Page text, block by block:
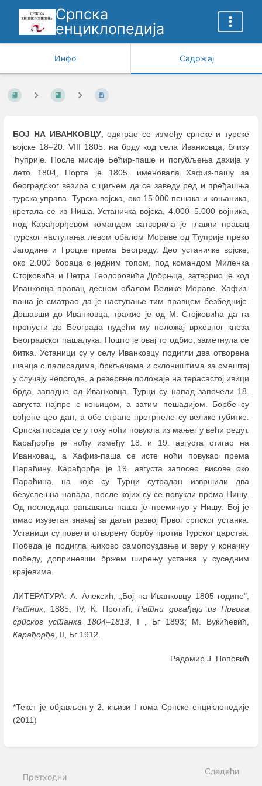
Српска
енциклопедија
Инфо Садржај
БОЈ НА ИВАНКОВЦУ, одиграо се између српске и турске
војске 18–20. VIII 1805. на брду код села Иванковца, близу
Ћуприје. После мисије Бећир-паше и погубљења дахија у
лето 1804, Порта је 1805. именовала Хафиз-пашу за
београдског везира с циљем да се заведу ред и пређашња
турска управа. Турска војска, око 15.000 пешака и коњаника,
кретала се из Ниша. Устаничка војска, 4.000–5.000 војника,
под Карађорђевом командом затворила је главни правац
турског наступања левом обалом Мораве од Ћуприје преко
Јагодине и Гроцке према Београду. Део устаничке војске,
око 2.000 бораца с једним топом, под командом Миленка
Стојковића и Петра Теодоровића Добрњца, затворио је код
Иванковца правац десном обалом Велике Мораве. Хафиз-
паша је сматрао да је наступање тим правцем безбедније.
Дошавши до Иванковца, тражио је од М. Стојковића да га
пропусти до Београда нудећи му положај врховног кнеза
Београдског пашалука. Пошто је овај то одбио, заметнула се
битка. Устаници су у селу Иванковцу подигли два отворена
шанца с палисадима, бркљачама и склоништима за смештај
у случају непогоде, а резервне положаје на терасастој ивици
брда, западно од Иванковца. Турци су напад започели 18.
августа најпре с коњицом, а затим пешадијом. Борбе су
вођене цео дан, а обе стране претрпеле су велике губитке.
Српска посада се у току ноћи повукла из мањег у већи редут.
Карађорђе је ноћу између 18. и 19. августа стигао на
Иванковац, а Хафиз-паша се исте ноћи повукао према
Параћину. Карађорђе је 19. августа запосео висове око
Параћина, на које су Турци сутрадан извршили два
безуспешна напада, после којих су се повукли према Нишу.
Од последица рањавања паша је преминуо у Нишу. Бој је
имао изузетан значај за даљи развој Првог српског устанка.
Устаници су повели отворену борбу против Турског царства.
Победа је подигла њихово самопоуздање и веру у коначну
победу, доприневши бржем ширењу устанка у суседним
крајевима.
ЛИТЕРАТУРА: А. Алексић, „Бој на Иванковцу 1805 године",
Ратник , 1885, IV; К. Протић,Ратни догађаји из Првога
српског устанка 1804–1813 , I , Бг 1893; М. Вукићевић,
Карађорђе , II, Бг 1912.
Радомир Ј. Поповић
*Текст је објављен у 2. књизи I тома Српске енциклопедије
(2011)
mode
Претходни
Следећи